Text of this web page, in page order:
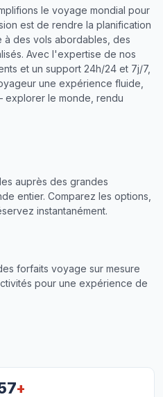
le voyage mondial pour
est de rendre la planification
des vols abordables, des
Avec l'expertise de nos
et un support 24h/24 et 7j/7,
une expérience fluide,
le monde, rendu
auprès des grandes
entier. Comparez les options,
instantanément.
forfaits voyage sur mesure
pour une expérience de
+